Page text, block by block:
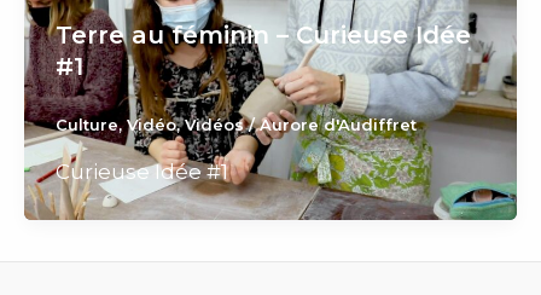
Terre au féminin – Curieuse Idée
#1
Culture,Vidéo,Vidéos/Aurore d'Audiffret
Curieuse Idée #1